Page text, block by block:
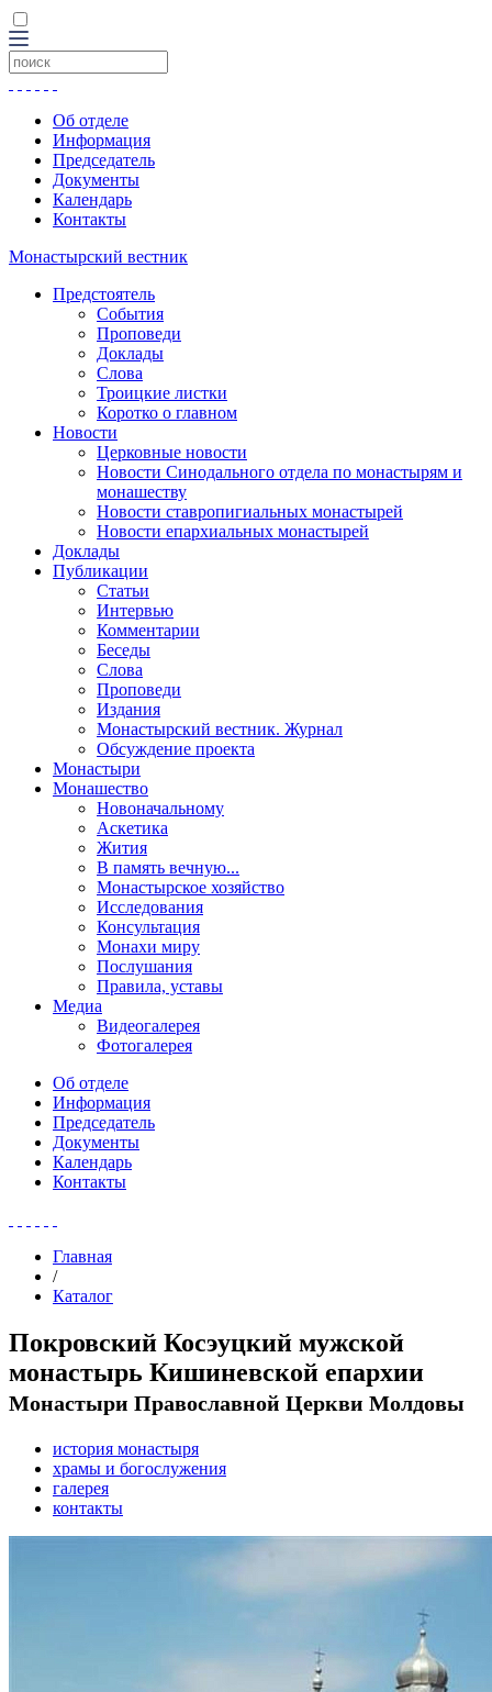
Об отделе
Информация
Председатель
Документы
Календарь
Контакты
Монастырский вестник
Предстоятель
События
Проповеди
Доклады
Слова
Троицкие листки
Коротко о главном
Новости
Церковные новости
Новости Синодального отдела по монастырям и
монашеству
Новости ставропигиальных монастырей
Новости епархиальных монастырей
Доклады
Публикации
Статьи
Интервью
Комментарии
Беседы
Слова
Проповеди
Издания
Монастырский вестник. Журнал
Обсуждение проекта
Монастыри
Монашество
Новоначальному
Аскетика
Жития
В память вечную...
Монастырское хозяйство
Исследования
Консультация
Монахи миру
Послушания
Правила, уставы
Медиа
Видеогалерея
Фотогалерея
Об отделе
Информация
Председатель
Документы
Календарь
Контакты
Главная
/
Каталог
Покровский Косэуцкий мужской
монастырь Кишиневской епархии
Монастыри Православной Церкви Молдовы
история монастыря
храмы и богослужения
галерея
контакты